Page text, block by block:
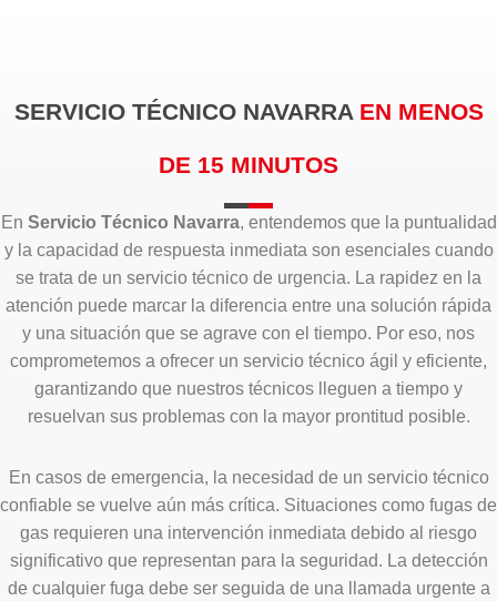
SERVICIO TÉCNICO NAVARRA EN MENOS
DE 15 MINUTOS
En Servicio Técnico Navarra, entendemos que la puntualidad
y la capacidad de respuesta inmediata son esenciales cuando
se trata de un servicio técnico de urgencia. La rapidez en la
atención puede marcar la diferencia entre una solución rápida
y una situación que se agrave con el tiempo. Por eso, nos
comprometemos a ofrecer un servicio técnico ágil y eficiente,
garantizando que nuestros técnicos lleguen a tiempo y
resuelvan sus problemas con la mayor prontitud posible.
En casos de emergencia, la necesidad de un servicio técnico
confiable se vuelve aún más crítica. Situaciones como fugas de
gas requieren una intervención inmediata debido al riesgo
significativo que representan para la seguridad. La detección
de cualquier fuga debe ser seguida de una llamada urgente a